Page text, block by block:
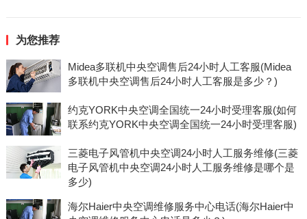
为您推荐
Midea多联机中央空调售后24小时人工客服(Midea
多联机中央空调售后24小时人工客服是多少？)
约克YORK中央空调全国统一24小时受理客服(如何
联系约克YORK中央空调全国统一24小时受理客服)
三菱电子风管机中央空调24小时人工服务维修(三菱
电子风管机中央空调24小时人工服务维修是哪个是
多少)
海尔Haier中央空调维修服务中心电话(海尔Haier中